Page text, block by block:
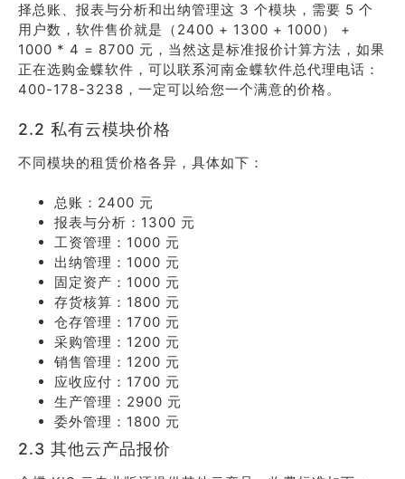
择总账、报表与分析和出纳管理这 3 个模块，需要 5 个
用户数，软件售价就是（2400 + 1300 + 1000） +
1000 * 4 = 8700 元，当然这是标准报价计算方法，如果
正在选购金蝶软件，可以联系河南金蝶软件总代理电话：
400-178-3238，一定可以给您一个满意的价格。
2.2 私有云模块价格
不同模块的租赁价格各异，具体如下：
总账：2400 元
报表与分析：1300 元
工资管理：1000 元
出纳管理：1000 元
固定资产：1000 元
存货核算：1800 元
仓存管理：1700 元
采购管理：1200 元
销售管理：1200 元
应收应付：1700 元
生产管理：2900 元
委外管理：1800 元
2.3 其他云产品报价